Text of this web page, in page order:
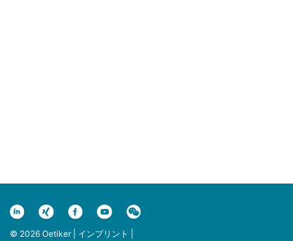
© 2026 Oetiker | インプリント